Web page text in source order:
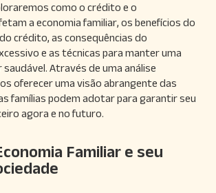
como o crédito e o
a economia familiar, os benefícios do
crédito, as consequências do
e as técnicas para manter uma
Através de uma análise
oferecer uma visão abrangente das
famílias podem adotar para garantir seu
agora e no futuro.
Familiar e seu